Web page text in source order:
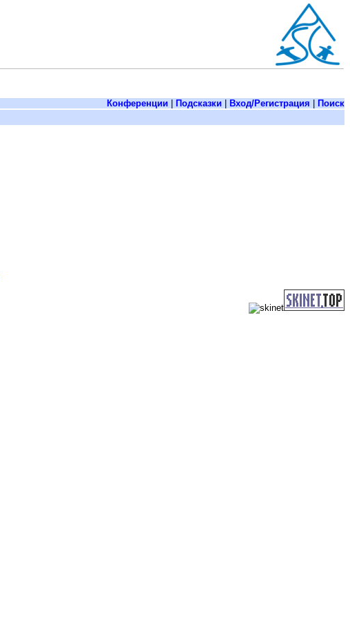
Конференции Подсказки Вход/Регистрация Поиск